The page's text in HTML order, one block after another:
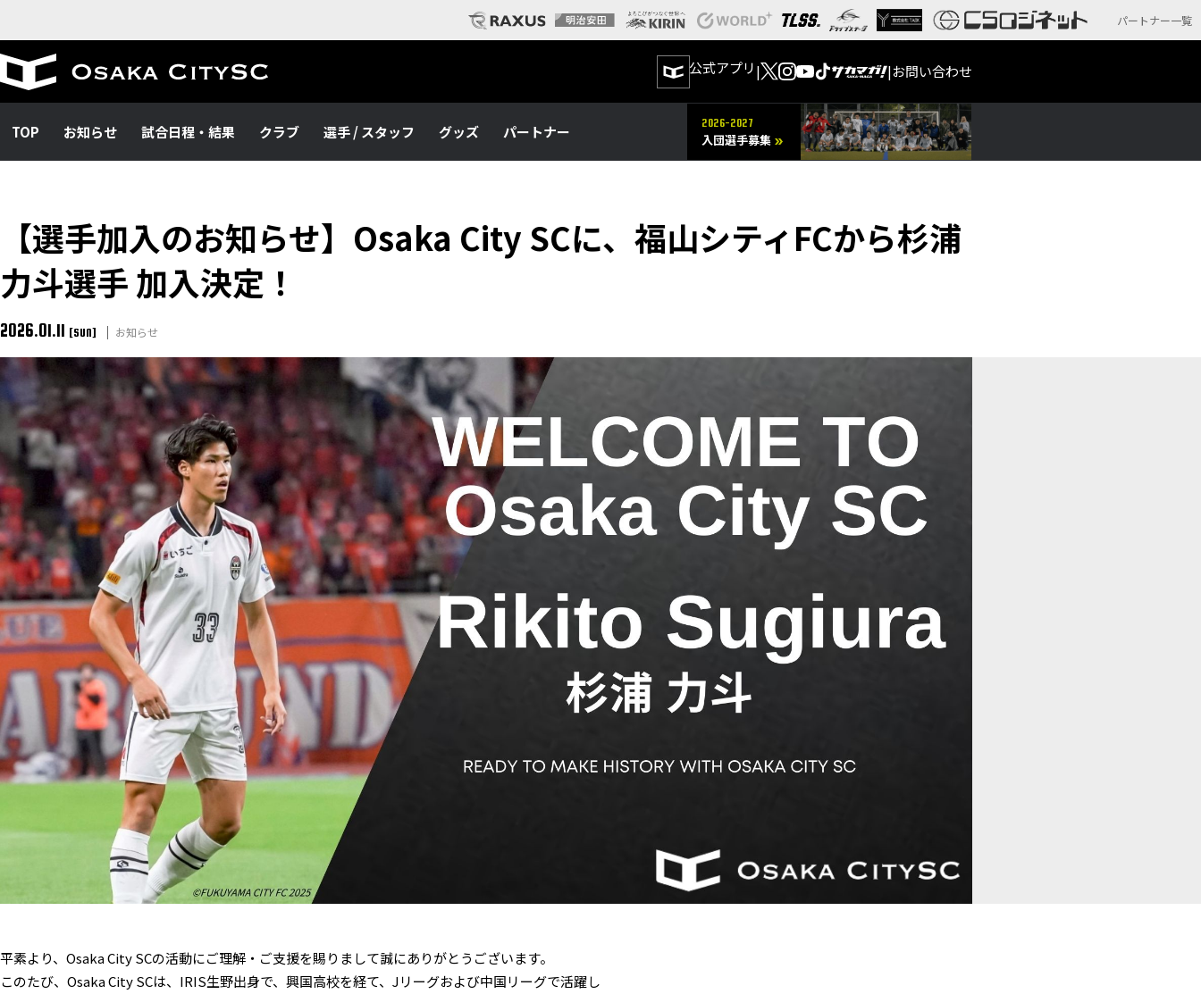
パートナー一覧
公式アプリ| |お問い合わせ
TOP お知らせ 試合日程・結果 クラブ 選手 / スタッフ グッズ パートナー 2026-2027
入団選手募集
【選手加入のお知らせ】Osaka City SCに、福山シティFCから杉浦
力斗選手 加入決定！
2026.01.11 [SUN] お知らせ
平素より、Osaka City SCの活動にご理解・ご支援を賜りまして誠にありがとうございます。
このたび、Osaka City SCは、IRIS生野出身で、興国高校を経て、Jリーグおよび中国リーグで活躍し